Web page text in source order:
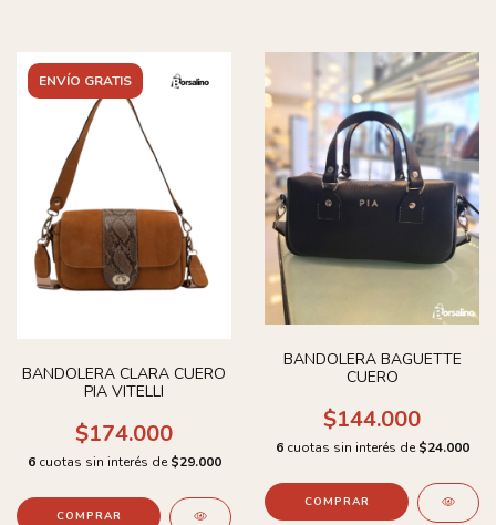
ENVÍO GRATIS
BANDOLERA CLARA CUERO
PIA VITELLI
$174.000
6 cuotas sin interés de $29.000
COMPRAR
BANDOLERA BAGUETTE
CUERO
$144.000
6 cuotas sin interés de $24.000
COMPRAR